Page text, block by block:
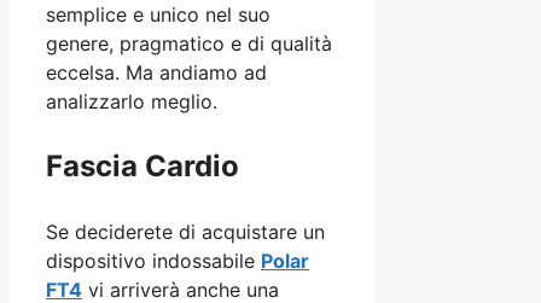
semplice e unico nel suo
genere, pragmatico e di qualità
eccelsa. Ma andiamo ad
analizzarlo meglio.
Fascia Cardio
Se deciderete di acquistare un
dispositivo indossabile Polar
FT4 vi arriverà anche una